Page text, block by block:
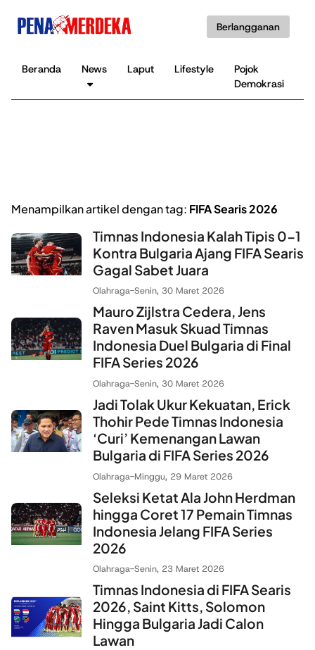
Berlangganan
Beranda News Laput Lifestyle
Pojok
Demokrasi
Menampilkan artikel dengan tag: FIFA Searis 2026
Timnas Indonesia Kalah Tipis 0-1
Kontra Bulgaria Ajang FIFA Searis
Gagal Sabet Juara
Olahraga-Senin, 30 Maret 2026
Mauro Zijlstra Cedera, Jens
Raven Masuk Skuad Timnas
Indonesia Duel Bulgaria di Final
FIFA Series 2026
Olahraga-Senin, 30 Maret 2026
Jadi Tolak Ukur Kekuatan, Erick
Thohir Pede Timnas Indonesia
‘Curi’ Kemenangan Lawan
Bulgaria di FIFA Series 2026
Olahraga-Minggu, 29 Maret 2026
Seleksi Ketat Ala John Herdman
hingga Coret 17 Pemain Timnas
Indonesia Jelang FIFA Series
2026
Olahraga-Senin, 23 Maret 2026
Timnas Indonesia di FIFA Searis
2026, Saint Kitts, Solomon
Hingga Bulgaria Jadi Calon
Lawan